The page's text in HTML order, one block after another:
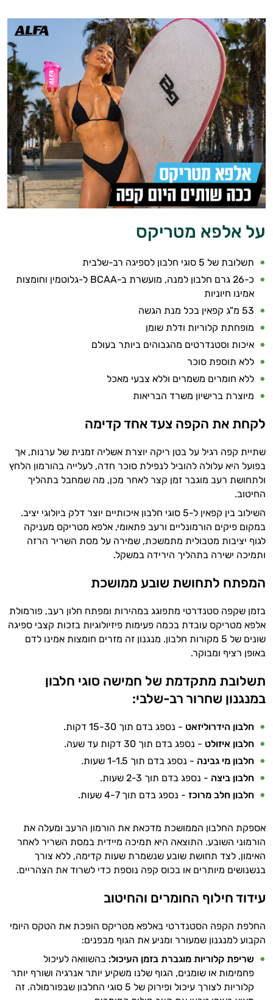
על אלפא מטריקס
תשלובת של 5 סוגי חלבון לספיגה רב-שלבית
כ-26 גרם חלבון למנה, מועשרת ב-BCAA ל-גלוטמין וחומצות
אמינו חיוניות
53 מ"ג קפאין בכל מנת הגשה
מופחתת קלוריות ודלת שומן
איכות וסטנדרטים מהגבוהים ביותר בעולם
ללא תוספת סוכר
ללא חומרים משמרים וללא צבעי מאכל
מיוצרת ברישיון משרד הבריאות
לקחת את הקפה צעד אחד קדימה
שתיית קפה רגיל על בטן ריקה יוצרת אשליה זמנית של ערנות, אך
בפועל היא עלולה להוביל לנפילת סוכר חדה, לעלייה בהורמון הלחץ
ולתחושת רעב מוגבר זמן קצר לאחר מכן, מה שמחבל בתהליך
החיטוב.
השילוב בין קפאין ל-5 סוגי חלבון איכותיים יוצר דלק ביולוגי יציב.
במקום פיקים הורמונליים ורעב פתאומי, אלפא מטריקס מעניקה
לגוף יציבות מטבולית מתמשכת, שמירה על מסת השריר הרזה
ותמיכה ישירה בתהליך הירידה במשקל.
המפתח לתחושת שובע ממושכת
בזמן שקפה סטנדרטי מתפוגג במהירות ומפתח חלון רעב, פורמולת
אלפא מטריקס עובדת בכמה פעימות פיזיולוגיות בזכות קצבי ספיגה
שונים של 5 מקורות חלבון. מנגנון זה מזרים חומצות אמינו לדם
באופן רציף ומבוקר.
תשלובת מתקדמת של חמישה סוגי חלבון
במנגנון שחרור רב-שלבי:
חלבון הידרוליזאט - נספג בדם תוך 15-30 דקות.
חלבון איזולט - נספג בדם תוך 30 דקות עד שעה.
חלבון מי גבינה - נספג בדם תוך 1-1.5 שעות.
חלבון ביצה - נספג בדם תוך 2-3 שעות.
חלבון חלב מרוכז - נספג בדם תוך 4-7 שעות.
אספקת החלבון הממושכת מדכאת את הורמון הרעב ומעלה את
הורמוני השובע. התוצאה היא תמיכה מיידית במסת השריר לאחר
האימון, לצד תחושת שובע שנשמרת שעות קדימה, ללא צורך
בנשנושים מיותרים או בכוס קפה נוספת כדי לשרוד את הצהריים.
עידוד חילוף החומרים והחיטוב
החלפת הקפה הסטנדרטי באלפא מטריקס הופכת את הטקס היומי
הקבוע למנגנון שמעורר ומניע את הגוף מבפנים:
שריפת קלוריות מוגברת בזמן העיכול: בהשוואה לעיכול
פחמימות או שומנים, הגוף שלנו משקיע יותר אנרגיה ושורף יותר
קלוריות לצורך עיכול ופירוק של 5 סוגי החלבון שבפורמולה. זה